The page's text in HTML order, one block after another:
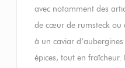
avec notamment des
de cœur de rumsteck ou
à un caviar
épices, tout en